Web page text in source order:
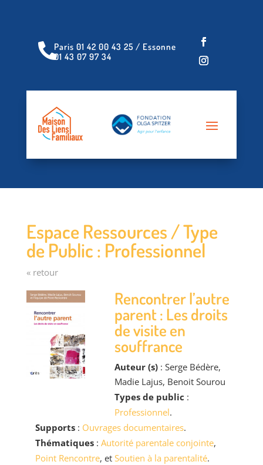
Paris 01 42 00 43 25 / Essonne
01 43 07 97 34
Espace Ressources / Type
de Public : Professionnel
« retour
Rencontrer l’autre
parent : Les droits
de visite en
souffrance
Auteur (s): Serge Bédère,
Madie Lajus, Benoit Sourou
Types de public :
Professionnel.
Supports: Ouvrages documentaires.
Thématiques: Autorité parentale conjointe,
Point Rencontre, et Soutien à la parentalité.